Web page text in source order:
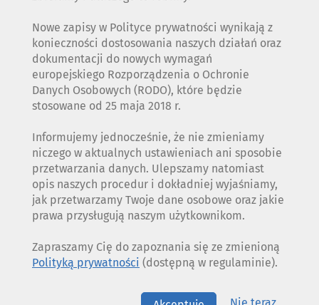
Nowe zapisy w Polityce prywatności wynikają z
konieczności dostosowania naszych działań oraz
dokumentacji do nowych wymagań
europejskiego Rozporządzenia o Ochronie
Danych Osobowych (RODO), które będzie
stosowane od 25 maja 2018 r.
Informujemy jednocześnie, że nie zmieniamy
niczego w aktualnych ustawieniach ani sposobie
przetwarzania danych. Ulepszamy natomiast
opis naszych procedur i dokładniej wyjaśniamy,
jak przetwarzamy Twoje dane osobowe oraz jakie
prawa przysługują naszym użytkownikom.
Zapraszamy Cię do zapoznania się ze zmienioną
Polityką prywatności (dostępną w regulaminie).